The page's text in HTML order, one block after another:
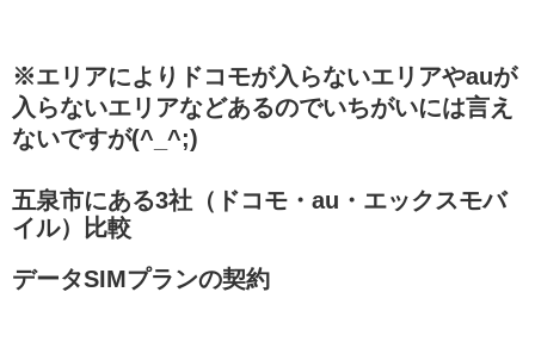
※エリアによりドコモが入らないエリアやauが
入らないエリアなどあるのでいちがいには言え
ないですが(^_^;)
五泉市にある3社（ドコモ・au・エックスモバ
イル）比較
データSIMプランの契約